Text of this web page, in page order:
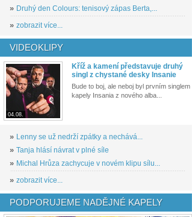
» Druhý den Colours: tenisový zápas Berta,...
» zobrazit více...
VIDEOKLIPY
04.08.
Kříž a kamení představuje druhý
singl z chystané desky Insanie
Bude to boj, ale neboj byl prvním singlem
kapely Insania z nového alba...
» Lenny se už nedrží zpátky a nechává...
» Tanja hlásí návrat v plné síle
» Michal Hrůza zachycuje v novém klipu sílu...
» zobrazit více...
PODPORUJEME NADĚJNÉ KAPELY